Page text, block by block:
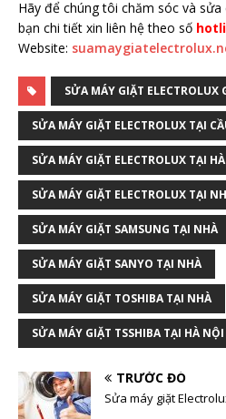
Hãy để chúng tôi chăm sóc và
bạn chi tiết xin liên hệ theo số
Website:
SỬA MÁY GIẶT ELECTROLUX
SỬA MÁY GIẶT ELECTROLUX TẠI
SỬA MÁY GIẶT ELECTROLUX TẠI
SỬA MÁY GIẶT ELECTROLUX TẠI
SỬA MÁY GIẶT SAMSUNG TẠI NHÀ
SỬA MÁY GIẶT SANYO TẠI NHÀ
SỬA MÁY GIẶT TOSHIBA TẠI NHÀ
SỬA MÁY GIẶT TSSHIBA TẠI HÀ NỘI
TRƯỚC ĐÓ
Sửa máy giặt